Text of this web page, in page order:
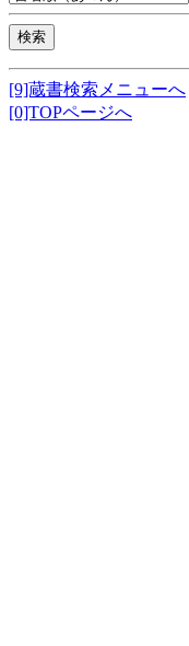
[9]蔵書検索メニューへ
[0]TOPページへ